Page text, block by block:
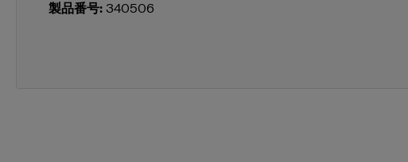
製品番号: 340506